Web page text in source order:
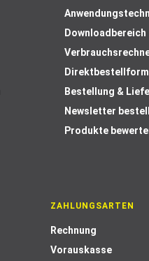
Downloadbereich
Bestellung &
Newsletter
Produkte
ZAHLUNGSARTEN
Rechnung
Vorauskasse